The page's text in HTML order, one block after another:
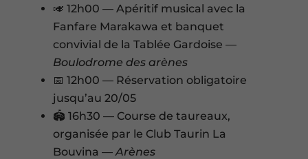
🎺 12h00 — Apéritif musical avec la
Fanfare Marakawa et banquet
convivial de la Tablée Gardoise —
Boulodrome des arènes
📅 12h00 — Réservation obligatoire
jusqu’au 20/05
🏟️ 16h30 — Course de taureaux,
organisée par le Club Taurin La
Bouvina —Arènes